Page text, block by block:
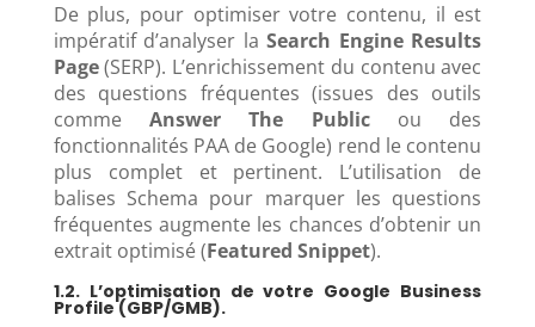
De plus, pour optimiser votre contenu, il est
impératif d’analyser laSearch Engine Results
Page(SERP). L’enrichissement du contenu avec
des questions fréquentes (issues des outils
commeAnswer The Publicou des
fonctionnalités PAA de Google) rend le contenu
plus complet et pertinent. L’utilisation de
balises Schema pour marquer les questions
fréquentes augmente les chances d’obtenir un
extrait optimisé (Featured Snippet).
1.2. L’optimisation de votre Google Business
Profile (GBP/GMB).